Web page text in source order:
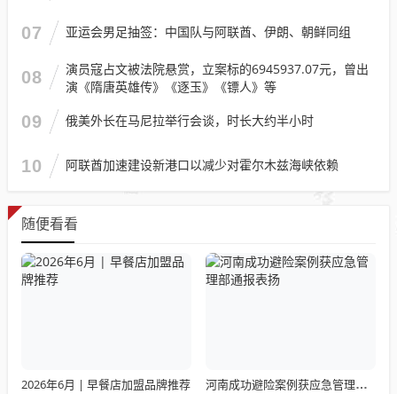
07 亚运会男足抽签：中国队与阿联酋、伊朗、朝鲜同组
08
演员寇占文被法院悬赏，立案标的6945937.07元，曾出
演《隋唐英雄传》《逐玉》《镖人》等
09 俄美外长在马尼拉举行会谈，时长大约半小时
10 阿联酋加速建设新港口以减少对霍尔木兹海峡依赖
随便看看
2026年6月 | 早餐店加盟品牌推荐 河南成功避险案例获应急管理部通报表扬